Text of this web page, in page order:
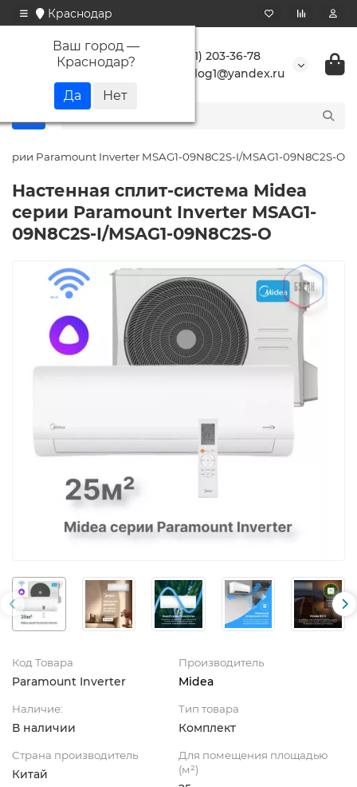
Краснодар
Ваш город —
Краснодар?
+7 (861) 203-36-78
buranlog1@yandex.ru
Paramount Inverter MSAG1-09N8C2S-I/MSAG1-09N8C2S-O
Настенная сплит-система Midea
серии Paramount Inverter MSAG1-
09N8C2S-I/MSAG1-09N8C2S-O
Код Товара
Paramount Inverter
Производитель
Midea
Наличие:
В наличии
Тип товара
Комплект
Страна производитель
Китай
Для помещения площадью
(м²)